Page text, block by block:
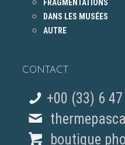
FRAGMENTATIONS
DANS LES MUSÉES
AUTRE
CONTACT
+00 (33) 6
boutique